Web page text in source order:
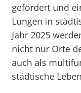
gefördert und
Lungen in
Jahr 2025
nicht nur Orte
auch als
städtische